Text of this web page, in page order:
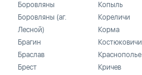
Боровляны
Боровляны (аг.
Лесной)
Брагин
Браслав
Брест
Копыль
Кореличи
Корма
Костюковичи
Краснополье
Кричев